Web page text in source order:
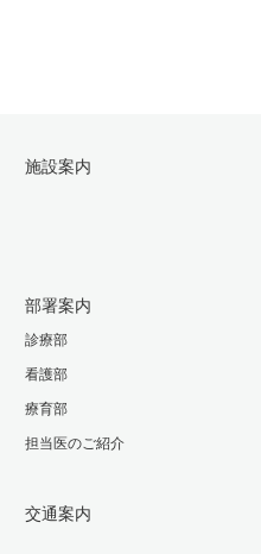
施設案内
部署案内
診療部
看護部
療育部
担当医のご紹介
交通案内